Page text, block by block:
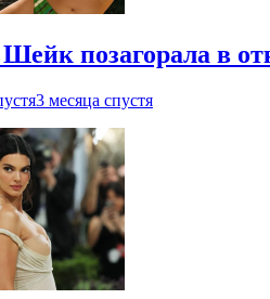
позагорала в
3 месяца спустя